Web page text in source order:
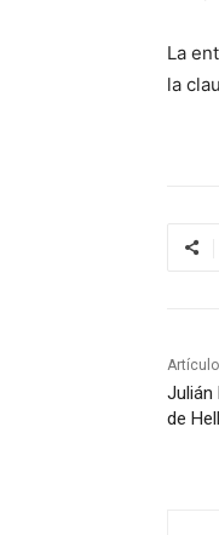
La
la
Julián
de